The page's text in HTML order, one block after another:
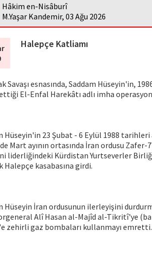
Hâkim en-Nisâburî
M.Yaşar Kandemir, 03 Ağu 2026
Halepçe Katliamı
Savaşı esnasında, Saddam Hüseyin'in,
El-Enfal Harekâtı adlı imha
Hüseyin'in 23 Şubat - 6 Eylül 1988
Mart ayının ortasında İran ordusu
liderliğindeki Kürdistan Yurtseverler
Halepçe kasabasına girdi.
Hüseyin İran ordusunun ilerleyişini
Alî Hasan al-Majîd al-Tikritî'ye
zehirli gaz bombaları kullanmayı emretti.